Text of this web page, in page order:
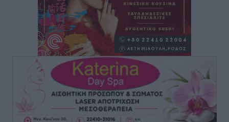
Ιάλυσος Β’: Νωρίς νωρίς μπήκαν στα βάσανα της
προετοιμασίας
Αθλητικά• πριν 1 ώρα
Εθνικός Αρχίπολης: Μεγάλο βήμα προόδου η ίδρυση
Ακαδημίας
Αθλητικά πριν 1 ώρα
Ιππότες: Με το βλέμμα στραμμένο στο μέλλον